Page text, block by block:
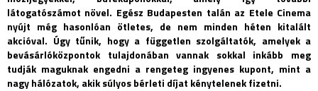
látogatószámot növel. Egész Budapesten talán az Etele Cinema
nyújt még hasonlóan ötletes, de nem minden héten kitalált
akcióval. Úgy tűnik, hogy a független szolgáltatók, amelyek a
bevásárlóközpontok tulajdonában vannak sokkal inkább meg
tudják maguknak engedni a rengeteg ingyenes kupont, mint a
nagy hálózatok, akik súlyos bérleti díjat kénytelenek fizetni.